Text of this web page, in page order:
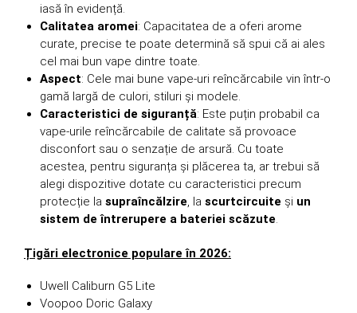
iasă în evidență.
Calitatea aromei: Capacitatea de a oferi arome
curate, precise te poate determină să spui că ai ales
cel mai bun vape dintre toate.
Aspect: Cele mai bune vape-uri reîncărcabile vin într-o
gamă largă de culori, stiluri și modele.
Caracteristici de siguranță: Este puțin probabil ca
vape-urile reîncărcabile de calitate să provoace
disconfort sau o senzație de arsură. Cu toate
acestea, pentru siguranța și plăcerea ta, ar trebui să
alegi dispozitive dotate cu caracteristici precum
protecție la supraîncălzire, la scurtcircuite și un
sistem de întrerupere a bateriei scăzute.
Țigări electronice populare în 2026:
Uwell Caliburn G5 Lite
Voopoo Doric Galaxy